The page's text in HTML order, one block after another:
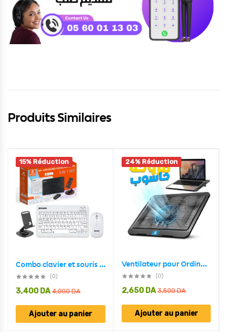
Produits Similaires
15% Réduction
Combo clavier et souris avec support de téléphone compatible ( windows + ios + android )
(0)
4,000DA
3,400 DA
Ajouter au panier
24% Réduction
Ventilateur pour Ordinateur Portable Cordie-1 Modèle NCP-063 – مروحة حاسوب
(0)
3,500DA
2,650 DA
Ajouter au panier